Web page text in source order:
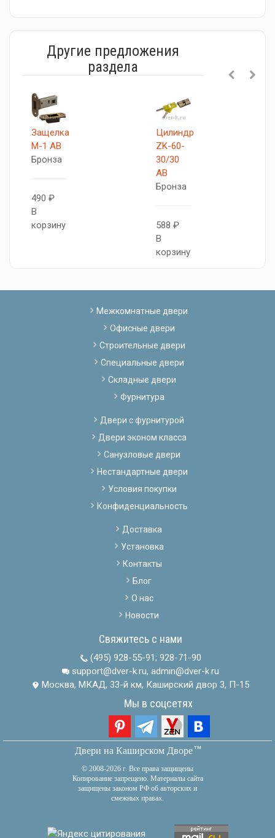
Другие предложения
раздела
Защелка
M-1 AB
Бронза
490 ₽
В
корзину
Цилиндр
ZK-60-
30/30
AB
Бронза
588 ₽
В
корзину
Межкомнатные двери
Офисные двери
Строительные двери
Специальные двери
Складные двери
Фурнитура
Двери с фурнитурой
Двери эконом класса
Санузловые двери
Нестандартные двери
Условия покупки
Конфиденциальность
Доставка
Установка
Контакты
Блог
О нас
Новости
Свяжитесь с нами
(495) 928-55-91; 928-71-90
support@dver-k.ru, admin@dver-k.ru
Москва, МКАД, 33-й км, Каширский двор 3, П-15
Мы в соцсетях
Двери на Каширском Дворетм
© 2008-2026 г. Все права защищены
Копирование запрещено. Материалы сайта
защищены законом РФ об авторских и
смежных правах.